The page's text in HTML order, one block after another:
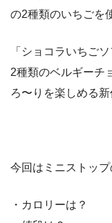
の2種類のいちごを
「ショコラいちご
2種類のベルギーチ
ろ〜りを楽しめる新
今回はミニストッ
・カロリーは？